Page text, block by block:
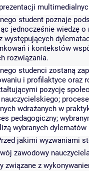
student poznaje
jednocześnie wiedzę
występujących
i kontekstów
rozwiązania.
studenci zostaną
i profilaktyce oraz
pozycję
wdrażanych w
pedagogiczny;
wybranych
jakimi wyzwaniami
zawodowy
związane z